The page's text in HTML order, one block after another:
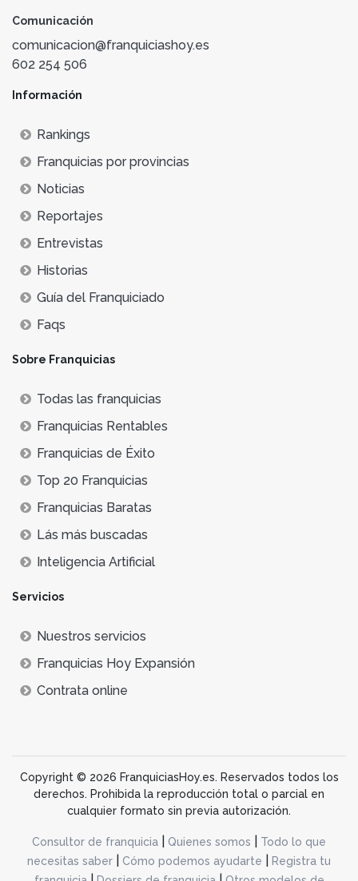
Comunicación
comunicacion@franquiciashoy.es
602 254 506
Información
Rankings
Franquicias por provincias
Noticias
Reportajes
Entrevistas
Historias
Guía del Franquiciado
Faqs
Sobre Franquicias
Todas las franquicias
Franquicias Rentables
Franquicias de Éxito
Top 20 Franquicias
Franquicias Baratas
Lás más buscadas
Inteligencia Artificial
Servicios
Nuestros servicios
Franquicias Hoy Expansión
Contrata online
Copyright © 2026 FranquiciasHoy.es. Reservados todos los
derechos. Prohibida la reproducción total o parcial en
cualquier formato sin previa autorización.
Consultor de franquicia Quienes somos
Todo lo que
necesitas saber
Cómo podemos ayudarte
Registra tu